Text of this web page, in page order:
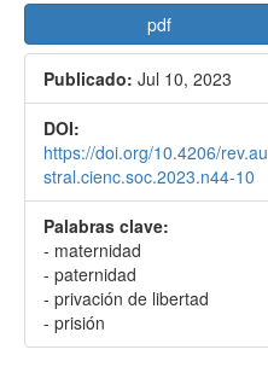
pdf
Publicado: Jul 10, 2023
DOI:
https://doi.org/10.4206/rev.au
stral.cienc.soc.2023.n44-10
Palabras clave:
- maternidad
- paternidad
- privación de libertad
- prisión